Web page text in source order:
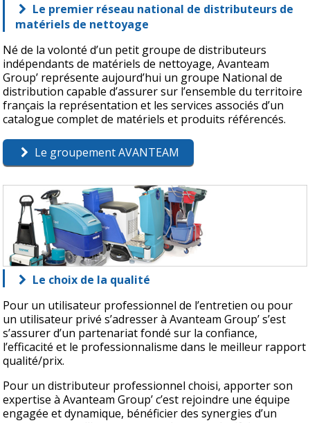
Le premier réseau national de distributeurs de
matériels de nettoyage
Né de la volonté d’un petit groupe de distributeurs
indépendants de matériels de nettoyage, Avanteam
Group’ représente aujourd’hui un groupe National de
distribution capable d’assurer sur l’ensemble du territoire
français la représentation et les services associés d’un
catalogue complet de matériels et produits référencés.
Le groupement AVANTEAM
Le choix de la qualité
Pour un utilisateur professionnel de l’entretien ou pour
un utilisateur privé s’adresser à Avanteam Group’ s’est
s’assurer d’un partenariat fondé sur la confiance,
l’efficacité et le professionnalisme dans le meilleur rapport
qualité/prix.
Pour un distributeur professionnel choisi, apporter son
expertise à Avanteam Group’ c’est rejoindre une équipe
engagée et dynamique, bénéficier des synergies d’un